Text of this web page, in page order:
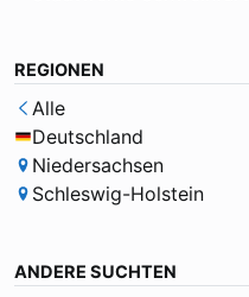
REGIONEN
Alle
Deutschland
Niedersachsen
Schleswig-Holstein
ANDERE SUCHTEN